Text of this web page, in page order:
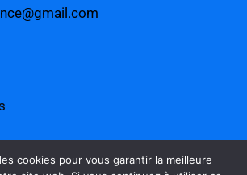
cookies pour vous garantir la meilleure